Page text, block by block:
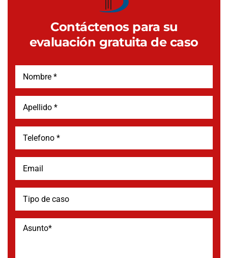
Contáctenos para su
evaluación gratuita de caso